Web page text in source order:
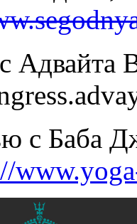
Адвайта
с Баба